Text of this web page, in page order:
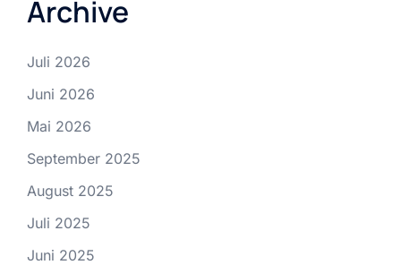
Archive
Juli 2026
Juni 2026
Mai 2026
September 2025
August 2025
Juli 2025
Juni 2025